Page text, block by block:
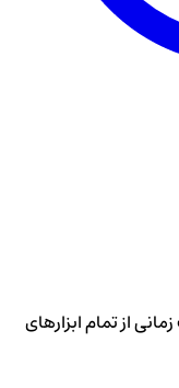
از تمام ابزارهای